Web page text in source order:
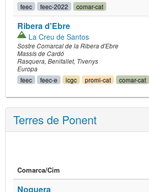
feec feec-2022 comar-cat
Ribera d'Ebre
La Creu de Santos
Sostre Comarcal de la Ribera d'Ebre
Massís de Cardó
Rasquera Benifallet Tivenys
Europa
feec feec-e icgc promi-cat comar-cat
Terres de Ponent
Comarca/Cim
Noguera